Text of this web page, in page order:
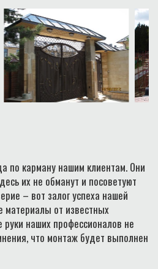
по карману нашим клиентам. Они
их не обманут и посоветуют
– вот залог успеха нашей
материалы от известных
наших профессионалов не
что монтаж будет выполнен